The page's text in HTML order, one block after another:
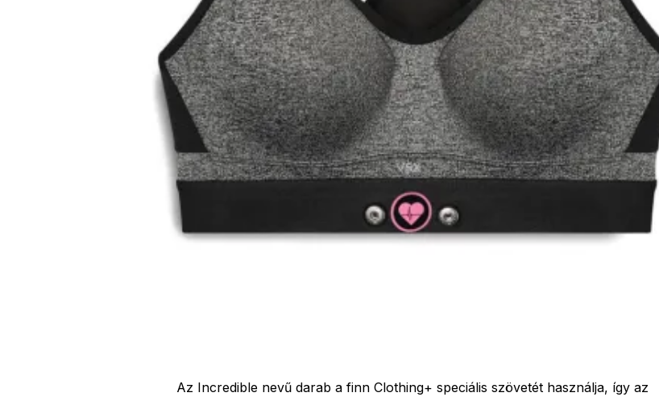
Az Incredible nevű darab a finn Clothing+ speciális szövetét használja, így az